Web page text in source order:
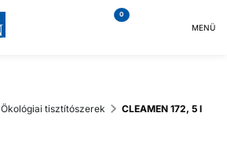
0
MENÜ
Ökológiai tisztítószerek CLEAMEN 172, 5 l